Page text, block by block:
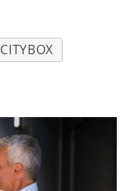
CITYBOX